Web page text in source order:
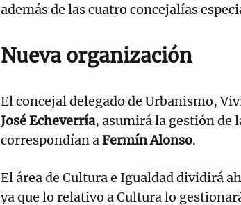
además de las cuatro concejalías
Nueva organización
El concejal delegado de Urbanismo,
José Echeverría, asumirá la gestión de
correspondían aFermín Alonso.
El área de Cultura e Igualdad dividirá
ya que lo relativo a Cultura lo